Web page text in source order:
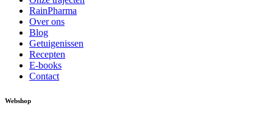
RainPharma
Over ons
Blog
Getuigenissen
Recepten
E-books
Contact
Webshop